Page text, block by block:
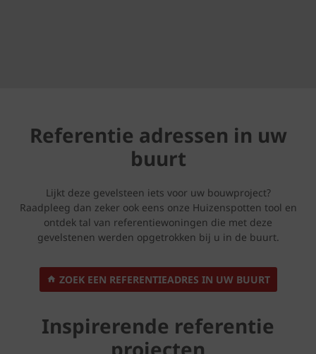
Referentie adressen in uw
buurt
Lijkt deze gevelsteen iets voor uw bouwproject?
Raadpleeg dan zeker ook eens onze Huizenspotten tool en
ontdek tal van referentiewoningen die met deze
gevelstenen werden opgetrokken bij u in de buurt.
ZOEK EEN REFERENTIEADRES IN UW BUURT
Inspirerende referentie